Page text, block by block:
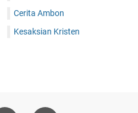
Cerita Ambon
Kesaksian Kristen